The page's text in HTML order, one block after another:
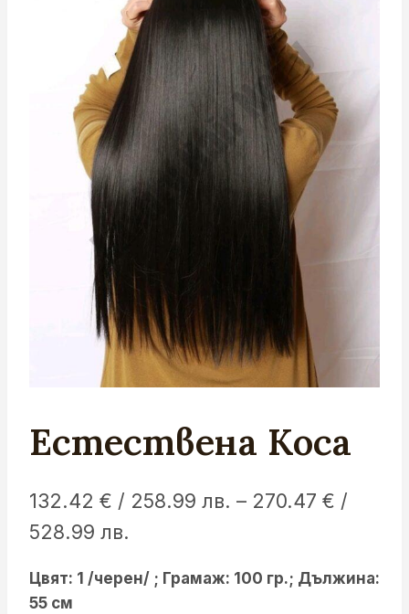
Естествена Коса
132.42 € / 258.99 лв. – 270.47 € /
528.99 лв.
132.42 €
Цвят: 1 /черен/ ; Грамаж: 100 гр.; Дължина:
55 см